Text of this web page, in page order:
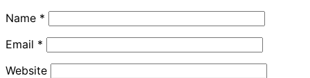
Name *
Email *
Website